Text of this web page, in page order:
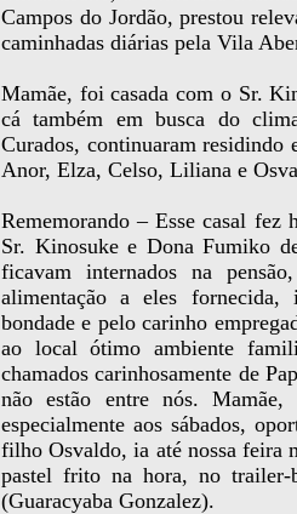
Campos do Jordão, prestou
caminhadas diárias pela Vila
Mamãe, foi casada com o Sr.
cá também em busca do
Curados, continuaram residindo
Anor, Elza, Celso, Liliana e
Rememorando – Esse casal
Sr. Kinosuke e Dona Fumiko
ficavam internados na
alimentação a eles fornecida,
bondade e pelo carinho
ao local ótimo ambiente
chamados carinhosamente de
não estão entre nós.
especialmente aos sábados,
filho Osvaldo, ia até nossa feira
pastel frito na hora, no trailer-
(Guaracyaba Gonzalez).